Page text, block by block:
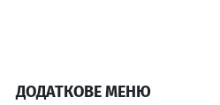
ДОДАТКОВЕ МЕНЮ